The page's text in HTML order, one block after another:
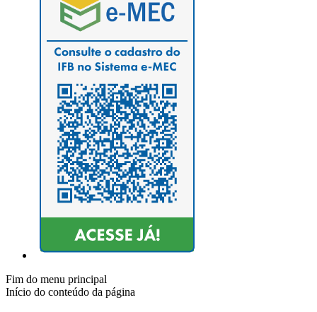
Fim do menu principal
Início do conteúdo da página